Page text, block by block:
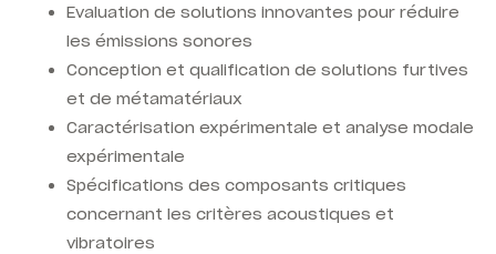
Evaluation de solutions innovantes pour réduire
les émissions sonores
Conception et qualification de solutions furtives
et de métamatériaux
Caractérisation expérimentale et analyse modale
expérimentale
Spécifications des composants critiques
concernant les critères acoustiques et
vibratoires